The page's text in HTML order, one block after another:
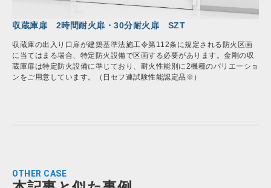
収蔵庫扉 2時間耐火扉・30分耐火扉 SZT
収蔵庫の出入り口扉が建築基準法施工令第112条に規定される防火区画
に当てはまる場合、特定防火設備で区画する必要があります。金剛の収
蔵庫扉は特定防火設備に準じており、耐火性能別に2機種のバリエーショ
ンをご用意しています。（日セフ連試験性能認定品※）
OTHER CASE